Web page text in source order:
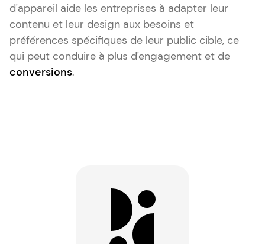
d'appareil aide les entreprises à adapter leur
contenu et leur design aux besoins et
préférences spécifiques de leur public cible, ce
qui peut conduire à plus d'engagement et de
conversions.